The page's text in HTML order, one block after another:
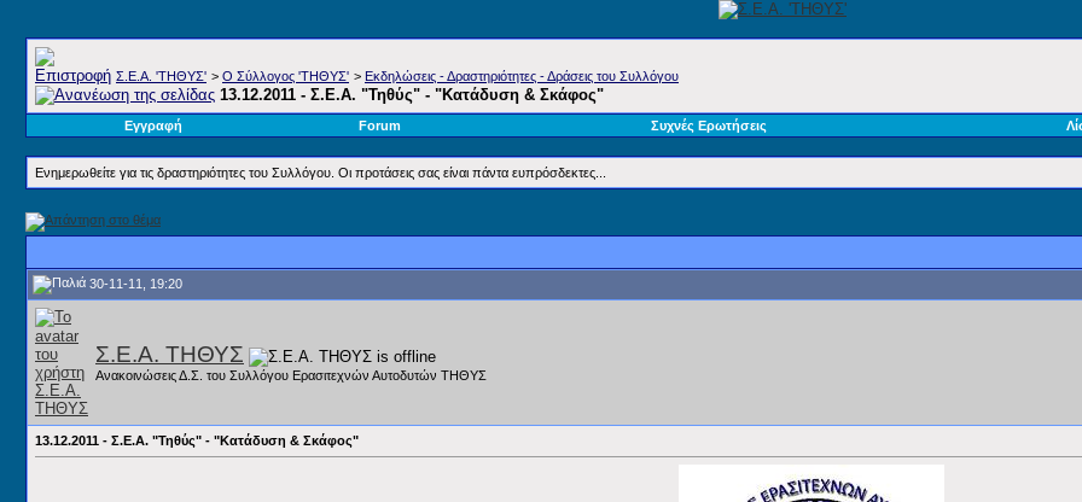
Σ.E.A. 'ΤΗΘΥΣ' > Ο Σύλλογος 'ΤΗΘΥΣ' > Εκδηλώσεις - Δραστηριότητες - Δράσεις του Συλλόγου
13.12.2011 - Σ.Ε.Α. "Τηθύς" - "Κατάδυση & Σκάφος"
Εγγραφή Forum Συχνές Ερωτήσεις
Ενημερωθείτε για τις δραστηριότητες του Συλλόγου. Οι προτάσεις σας είναι πάντα ευπρόσδεκτες...
30-11-11, 19:20
Σ.Ε.Α. ΤΗΘΥΣ
Ανακοινώσεις Δ.Σ. του Συλλόγου Ερασιτεχνών Αυτοδυτών ΤΗΘΥΣ
13.12.2011 - Σ.Ε.Α. "Τηθύς" - "Κατάδυση & Σκάφος"